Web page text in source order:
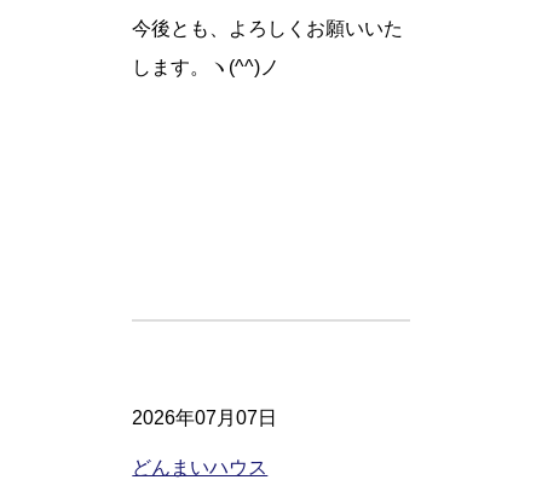
今後とも、よろしくお願いいた
します。ヽ(^^)ノ
2026年07月07日
どんまいハウス